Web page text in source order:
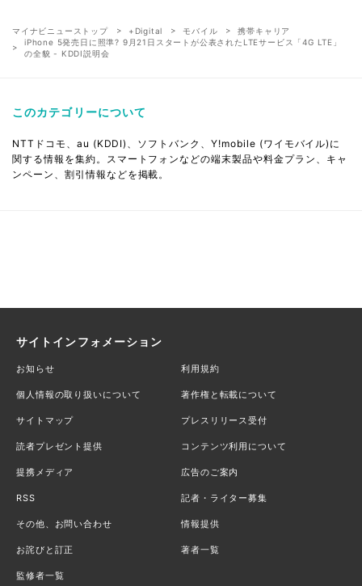
マイナビニューストップ +Digital モバイル
携帯キャリア
iPhone 5発売日に照準? 9月21日スタートが公表されたLTEサービス「4G LTE」
の全貌 - KDDI説明会
このカテゴリーについて
NTTドコモ、au (KDDI)、ソフトバンク、Y!mobile (ワイモバイル)に
関する情報を集約。スマートフォンなどの端末製品や料金プラン、キャ
ンペーン、割引情報などを掲載。
サイトインフォメーション
お知らせ 利用規約
個人情報の取り扱いについて 著作権と転載について
サイトマップ プレスリリース受付
読者プレゼント提供 コンテンツ利用について
提携メディア 広告のご案内
RSS 記者・ライター募集
その他、お問い合わせ 情報提供
お詫びと訂正 著者一覧
監修者一覧